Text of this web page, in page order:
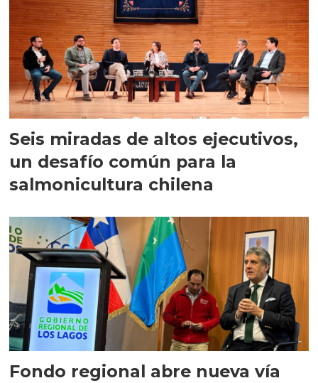
Seis miradas de altos ejecutivos,
un desafío común para la
salmonicultura chilena
Fondo regional abre nueva vía